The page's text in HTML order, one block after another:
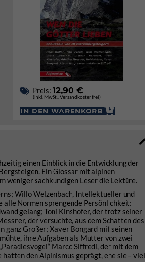
Preis: 12,90 €
(inkl. MwSt., Versandkostenfrei)
IN DEN WARENKORB
einen Einblick in die Entwicklung der
Ein Glossar mit alpinen
weniger sachkundigen Leser die Lektüre.
Willo Welzenbach, Intellektueller und
alle Normen sprengende Persönlichkeit;
gelang; Toni Kinshofer, der trotz seiner
der versuchte, aus dem Schatten des
ganz Großer; Xaver Bongard mit seinen
ihre Aufgaben als Mutter von zwei
Marco Siffredi, der mit dem
den Alpinismus geprägt, ehe sie – viel